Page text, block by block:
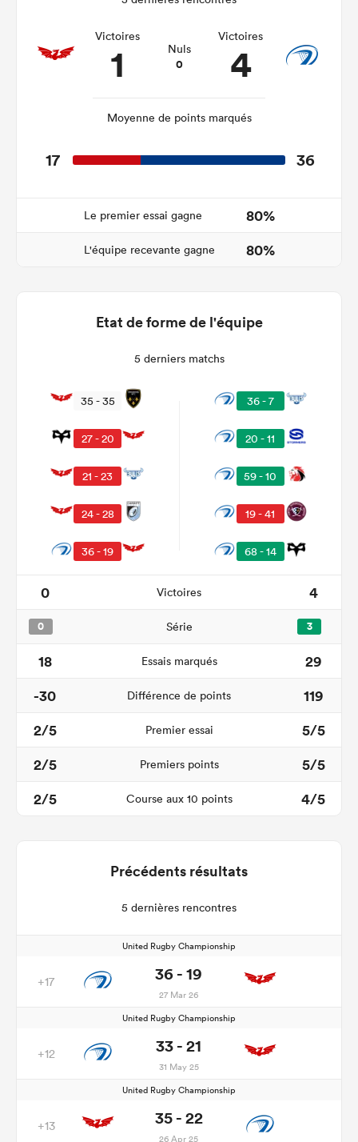
Victoires
1 Nuls
0
Victoires
4
Moyenne de points marqués
17 36
Le premier essai gagne 80%
L'équipe recevante gagne 80%
Etat de forme de l'équipe
5 derniers matchs
35 - 35
27 - 20
21 - 23
24 - 28
36 - 19
36 - 7
20 - 11
59 - 10
19 - 41
68 - 14
0 Victoires 4
0 Série 3
18 Essais marqués
29
-30
Différence de points
119
2/5
Premier essai
5/5
2/5
Premiers points
5/5
2/5
Course aux 10 points 4/5
Précédents résultats
5 dernières rencontres
United Rugby Championship
+17 36 - 19
27 Mar 26
United Rugby Championship
+12 33 - 21
31 May 25
United Rugby Championship
+13 35 - 22
26 Apr 25